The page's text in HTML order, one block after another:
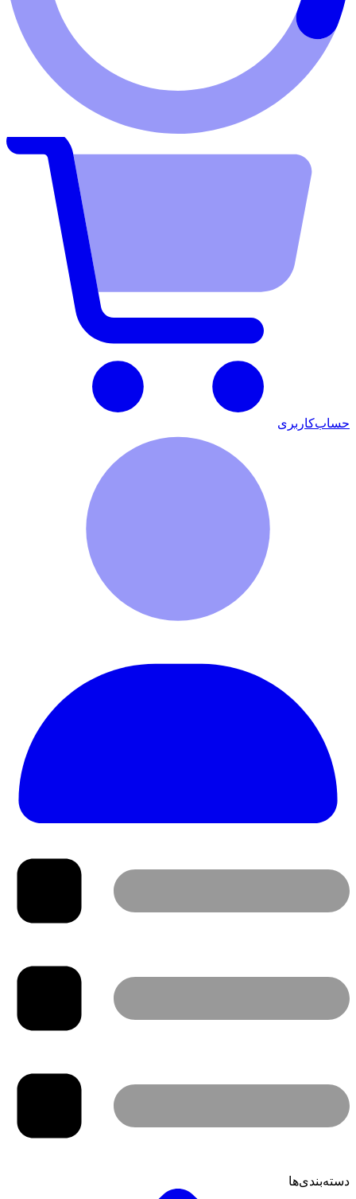
حساب‌کاربری
دسته‌بندی‌ها